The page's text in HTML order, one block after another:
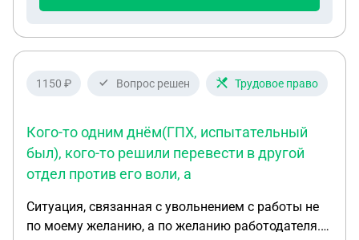
1150 ₽ Вопрос решен Трудовое право
Кого-то одним днём(ГПХ, испытательный
был), кого-то решили перевести в другой
отдел против его воли, а
Ситуация, связанная с увольнением с работы не
по моему желанию, а по желанию работодателя.